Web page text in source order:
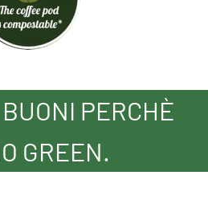
PERCHÈ
GREEN.